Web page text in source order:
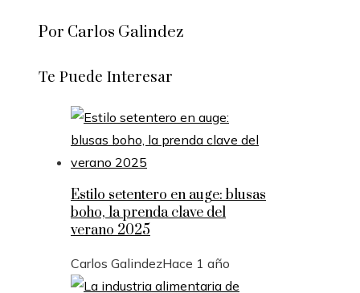
Por Carlos Galindez
Te Puede Interesar
Estilo setentero en auge: blusas
boho, la prenda clave del
verano 2025
Carlos GalindezHace 1 año